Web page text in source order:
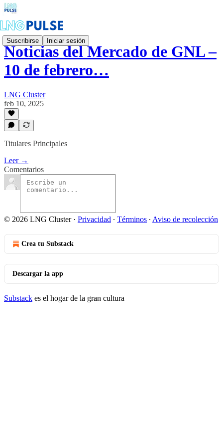
Suscribirse Iniciar sesión
Noticias del Mercado de GNL –
10 de febrero…
LNG Cluster
feb 10, 2025
Titulares Principales
Leer →
Comentarios
© 2026 LNG Cluster· Privacidad ∙ Términos ∙ Aviso de recolección
Crea tu Substack
Descargar la app
Substack es el hogar de la gran cultura